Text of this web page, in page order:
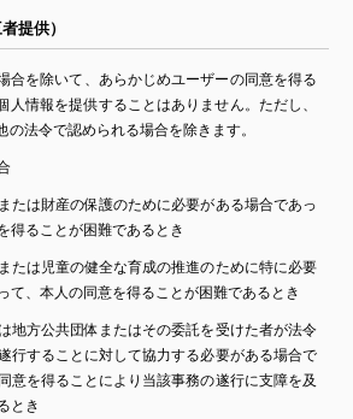
提供）
合を除いて、あらかじめユーザーの同意を得る
人情報を提供することはありません。ただし、
の法令で認められる場合を除きます。
たは財産の保護のために必要がある場合であっ
得ることが困難であるとき
たは児童の健全な育成の推進のために特に必要
て、本人の同意を得ることが困難であるとき
地方公共団体またはその委託を受けた者が法令
行することに対して協力する必要がある場合で
意を得ることにより当該事務の遂行に支障を及
とき